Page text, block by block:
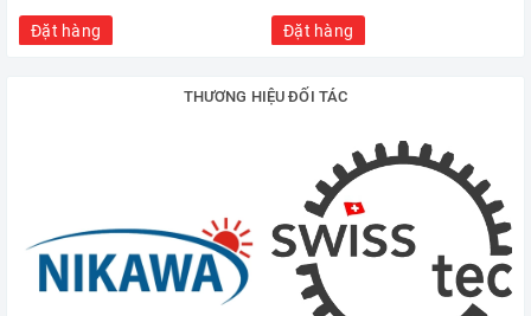
Đặt hàng Đặt hàng
THƯƠNG HIỆU ĐỐI TÁC